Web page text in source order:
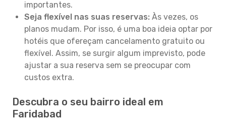
importantes.
Seja flexível nas suas reservas: Às vezes, os
planos mudam. Por isso, é uma boa ideia optar por
hotéis que ofereçam cancelamento gratuito ou
flexível. Assim, se surgir algum imprevisto, pode
ajustar a sua reserva sem se preocupar com
custos extra.
Descubra o seu bairro ideal em
Faridabad